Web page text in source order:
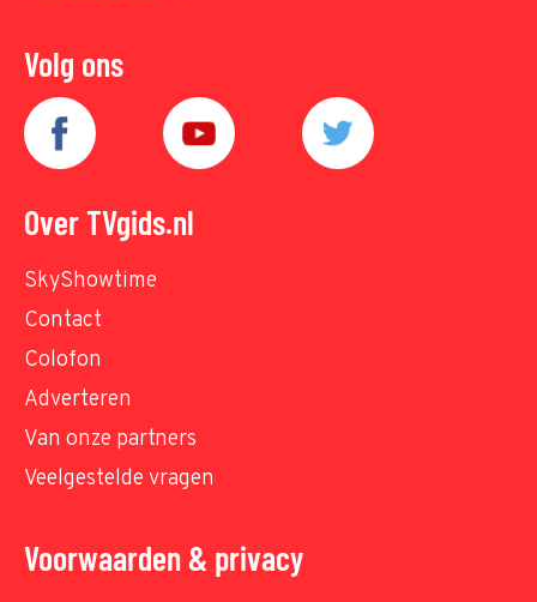
Volg ons
Over TVgids.nl
SkyShowtime
Contact
Colofon
Adverteren
Van onze partners
Veelgestelde vragen
Voorwaarden & privacy